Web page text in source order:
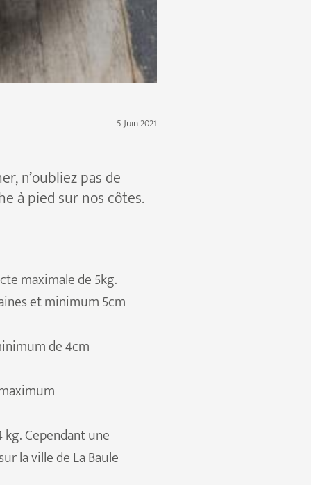
5 Juin 2021
n’oubliez pas de
à pied sur nos côtes.
maximale de 5kg.
et minimum 5cm
de 4cm
Cependant une
la ville de La Baule